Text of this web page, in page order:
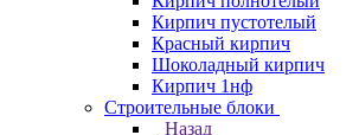
Кирпич пустотелый
Красный кирпич
Шоколадный кирпич
Кирпич 1нф
Строительные блоки
Назад